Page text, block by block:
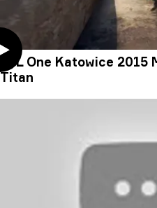
ESL One Katowice
Titan